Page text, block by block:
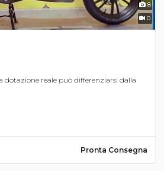
8
0
dotazione reale può differenziarsi dalla
Pronta Consegna